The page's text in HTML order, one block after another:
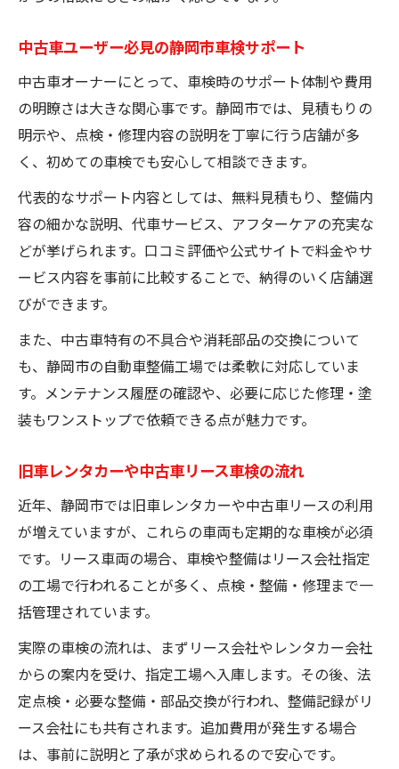
中古車ユーザー必見の静岡市車検サポート
中古車オーナーにとって、車検時のサポート体制や費用
の明瞭さは大きな関心事です。静岡市では、見積もりの
明示や、点検・修理内容の説明を丁寧に行う店舗が多
く、初めての車検でも安心して相談できます。
代表的なサポート内容としては、無料見積もり、整備内
容の細かな説明、代車サービス、アフターケアの充実な
どが挙げられます。口コミ評価や公式サイトで料金やサ
ービス内容を事前に比較することで、納得のいく店舗選
びができます。
また、中古車特有の不具合や消耗部品の交換について
も、静岡市の自動車整備工場では柔軟に対応していま
す。メンテナンス履歴の確認や、必要に応じた修理・塗
装もワンストップで依頼できる点が魅力です。
旧車レンタカーや中古車リース車検の流れ
近年、静岡市では旧車レンタカーや中古車リースの利用
が増えていますが、これらの車両も定期的な車検が必須
です。リース車両の場合、車検や整備はリース会社指定
の工場で行われることが多く、点検・整備・修理まで一
括管理されています。
実際の車検の流れは、まずリース会社やレンタカー会社
からの案内を受け、指定工場へ入庫します。その後、法
定点検・必要な整備・部品交換が行われ、整備記録がリ
ース会社にも共有されます。追加費用が発生する場合
は、事前に説明と了承が求められるので安心です。